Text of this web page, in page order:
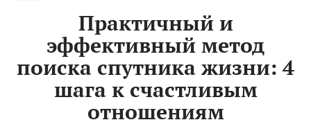
Практичный и
эффективный метод
поиска спутника жизни: 4
шага к счастливым
отношениям